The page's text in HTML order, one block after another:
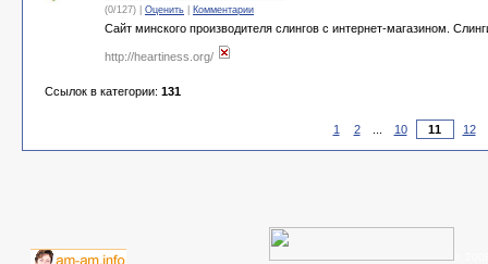
(0/127) | Оценить Комментарии
Сайт минского производителя слингов с интернет-магазином.
http://heartiness.org/
Ссылок в категории: 131
1 2 10 12